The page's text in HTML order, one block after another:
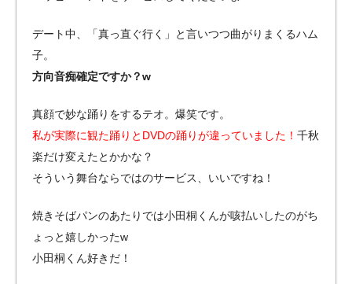
デート中、「真っ直ぐ行く」と言いつつ曲がりまくるハム
子。
方向音痴確定ですか？w
真顔で妙な踊りをするテオ。爆笑です。
私が実際に観た踊りとDVDの踊りが違っていました！ 千秋
楽だけ変えたとかかな？
そういう舞台ならではのサービス、いいですね！
焼きそばパンのあたりでは小田桐くんが咳払いしたのがち
ょっと嬉しかったw
小田桐くん好きだ！